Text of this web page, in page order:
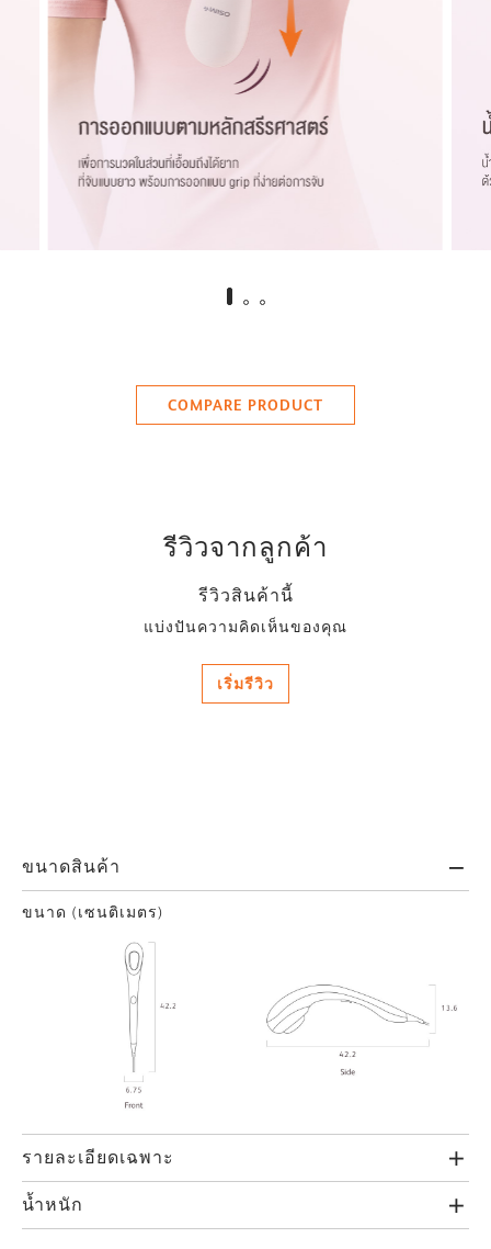
COMPARE PRODUCT
รีวิวจากลูกค้า
รีวิวสินค้านี้
แบ่งปันความคิดเห็นของคุณ
เริ่มรีวิว
ขนาดสินค้า
ขนาด (เซนติเมตร)
รายละเอียดเฉพาะ
น้ำหนัก